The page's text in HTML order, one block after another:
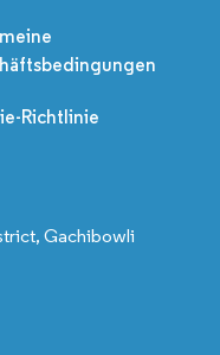
Richtlinie
Gachibowli